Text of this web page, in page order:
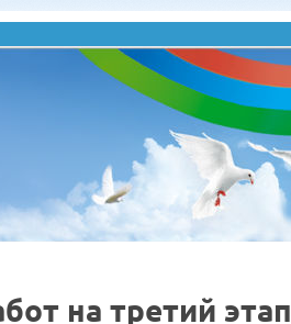
на третий этап